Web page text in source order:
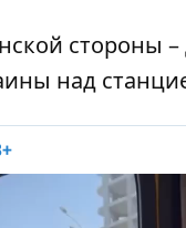
стороны
над